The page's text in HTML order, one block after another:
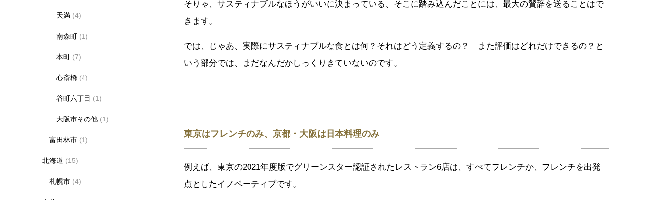
そりゃ、サスティナブルなほうがいいに決まっている、そこに踏み込んだことには、最大の賛辞を送ることはで
きます。
では、じゃあ、実際にサスティナブルな食とは何？それはどう定義するの？ また評価はどれだけできるの？と
いう部分では、まだなんだかしっくりきていないのです。
東京はフレンチのみ、京都・大阪は日本料理のみ
例えば、東京の2021年度版でグリーンスター認証されたレストラン6店は、すべてフレンチか、フレンチを出発
点としたイノベーティブです。
天満 (4)
南森町 (1)
本町 (7)
心斎橋 (4)
谷町六丁目 (1)
大阪市その他 (1)
富田林市 (1)
北海道 (15)
札幌市 (4)